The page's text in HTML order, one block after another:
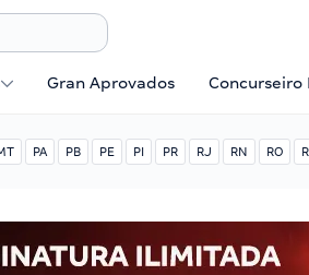
Gran Aprovados Concurseiro
PA PB PE PI PR RJ RN RO